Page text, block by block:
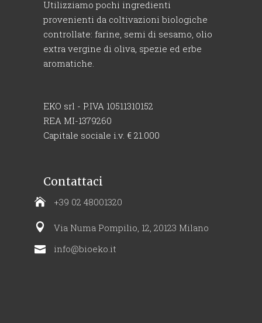
Utilizziamo pochi ingredienti
provenienti da coltivazioni biologiche
controllate: farine, semi di sesamo, olio
extra vergine di oliva, spezie ed erbe
aromatiche.
EKO srl - P.IVA 10511310152
REA MI-1379260
Capitale sociale i.v. € 21.000
Contattaci
+39 02 48001320
Via Numa Pompilio, 12, 20123 Milano
info@bioeko.it